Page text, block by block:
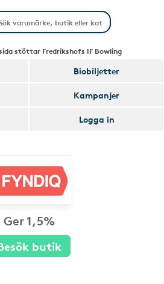
stöttar Fredrikshofs IF Bowling
Biobiljetter
Kampanjer
Logga in
Ger 1,5%
butik